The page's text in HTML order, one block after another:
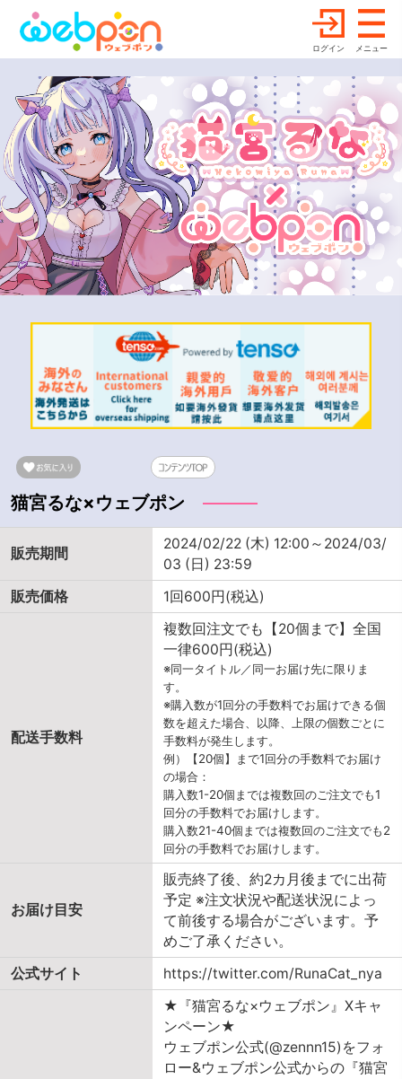
ログイン メニュー
猫宮るな×ウェブポン
販売期間
2024/02/22 (木) 12:00～2024/03/
03 (日) 23:59
販売価格
1回600円(税込)
配送手数料
複数回注文でも【20個まで】全国
一律600円(税込)
※同一タイトル／同一お届け先に限りま
す。
※購入数が1回分の手数料でお届けできる個
数を超えた場合、以降、上限の個数ごとに
手数料が発生します。
例）【20個】まで1回分の手数料でお届け
の場合：
購入数1-20個までは複数回のご注文でも1
回分の手数料でお届けします。
購入数21-40個までは複数回のご注文でも2
回分の手数料でお届けします。
お届け目安
販売終了後、約2カ月後までに出荷
予定 ※注文状況や配送状況によっ
て前後する場合がございます。予
めご了承ください。
公式サイト
https://twitter.com/RunaCat_nya
★『猫宮るな×ウェブポン』Xキャ
ンペーン★
ウェブポン公式(@zennn15)をフォ
ロー&ウェブポン公式からの『猫宮